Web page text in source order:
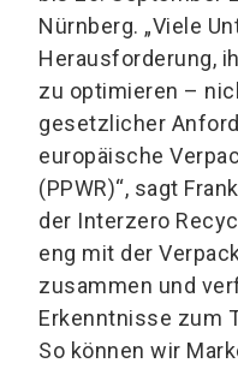
Nürnberg. „Viele
Herausforderung,
zu optimieren –
gesetzlicher
europäische
(PPWR)“, sagt
der Interzero
eng mit der
zusammen und
Erkenntnisse zum
So können wir